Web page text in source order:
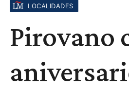
LOCALIDADES
Pirovano